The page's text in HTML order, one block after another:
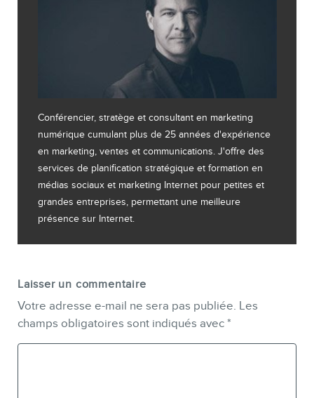
Conférencier, stratège et consultant en marketing
numérique cumulant plus de 25 années d'expérience
en marketing, ventes et communications. J'offre des
services de planification stratégique et formation en
médias sociaux et marketing Internet pour petites et
grandes entreprises, permettant une meilleure
présence sur Internet.
Laisser un commentaire
Votre adresse e-mail ne sera pas publiée. Les
champs obligatoires sont indiqués avec *